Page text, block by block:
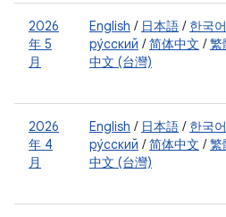
2026
年 5
月
English / 日本語 / 한국어
ру́сский /简体中文 /繁
中文 (台灣)
2026
年 4
月
English / 日本語 / 한국어
ру́сский /简体中文 /繁
中文 (台灣)